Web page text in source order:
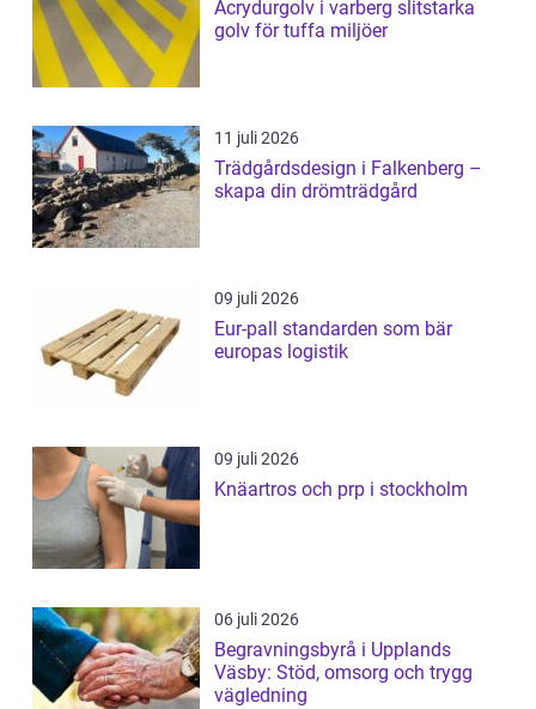
Acrydurgolv i varberg slitstarka
golv för tuffa miljöer
11 juli 2026
Trädgårdsdesign i Falkenberg –
skapa din drömträdgård
09 juli 2026
Eur-pall standarden som bär
europas logistik
09 juli 2026
Knäartros och prp i stockholm
06 juli 2026
Begravningsbyrå i Upplands
Väsby: Stöd, omsorg och trygg
vägledning